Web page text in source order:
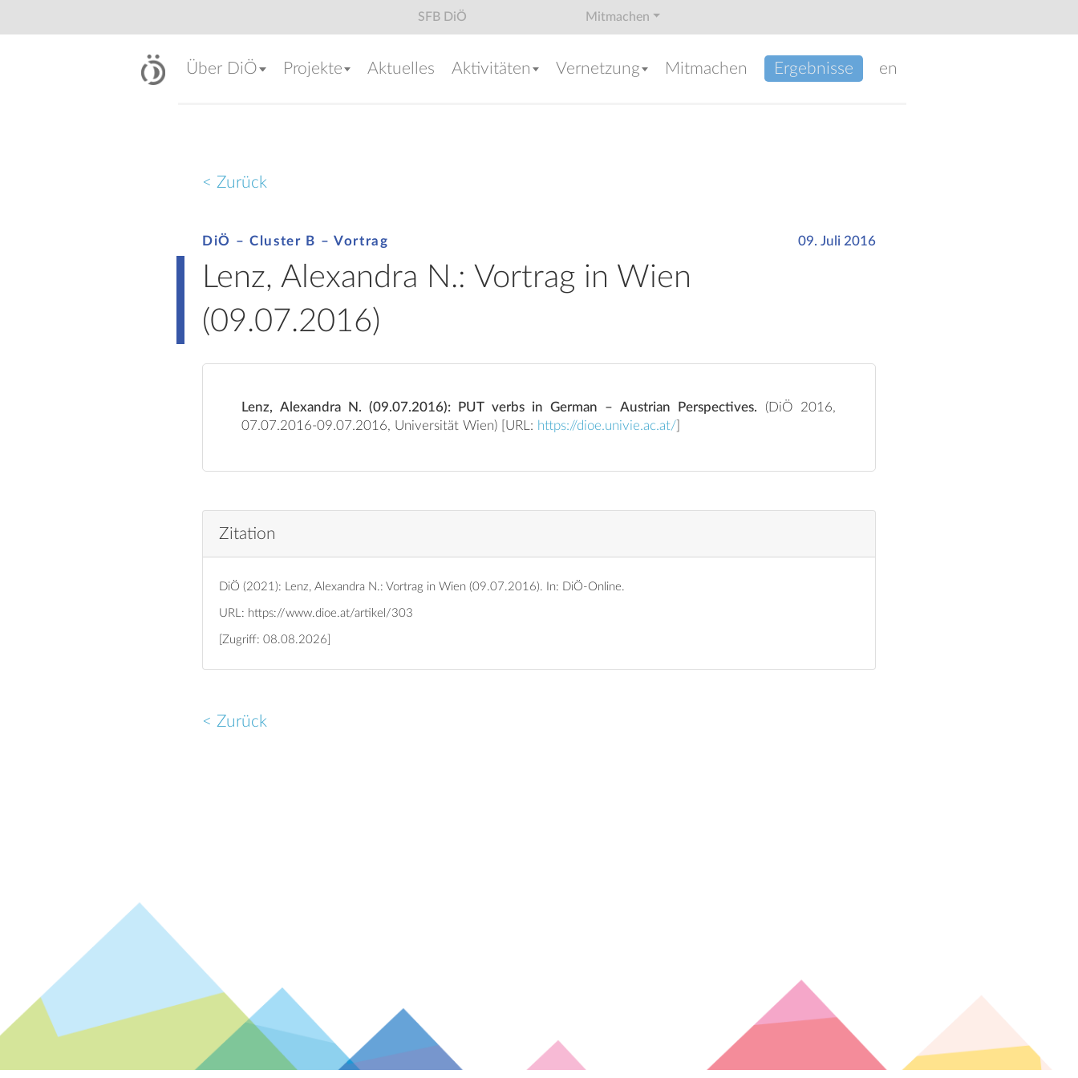
SFB DiÖ Mitmachen
Über DiÖ Projekte Aktuelles Aktivitäten Vernetzung Mitmachen Ergebnisse en
< Zurück
DiÖ – Cluster B – Vortrag 09. Juli 2016
Lenz, Alexandra N.: Vortrag in Wien
(09.07.2016)
Lenz, Alexandra N. (09.07.2016): PUT verbs in German – Austrian Perspectives.
07.07.2016-09.07.2016, Universität Wien) [URL: https://dioe.univie.ac.at/
Zitation
DiÖ (2021): Lenz, Alexandra N.: Vortrag in Wien (09.07.2016). In: DiÖ-Online.
URL: https://www.dioe.at/artikel/303
[Zugriff: 08.08.2026]
< Zurück